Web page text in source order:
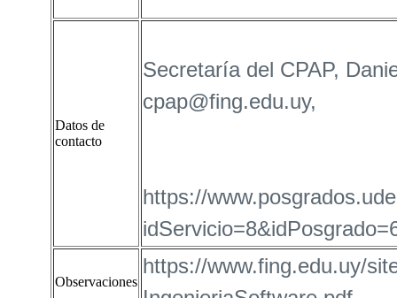
Datos de
contacto
Secretaría del CPAP,
cpap@fing.edu.uy,
https://
Observaciones
https://www.fing.edu.uy/